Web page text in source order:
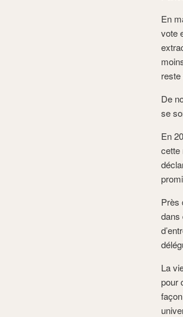
En
vote
De
se
En
cette
Près
dans
La
pour